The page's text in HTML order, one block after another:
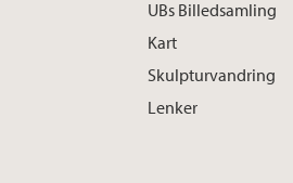
UBs Billedsamling
Kart
Skulpturvandring
Lenker